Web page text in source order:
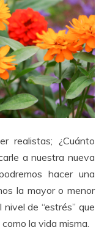
realistas; ¿Cuánto
a nuestra nueva
hacer una
la mayor o menor
de “estrés” que
la vida misma.